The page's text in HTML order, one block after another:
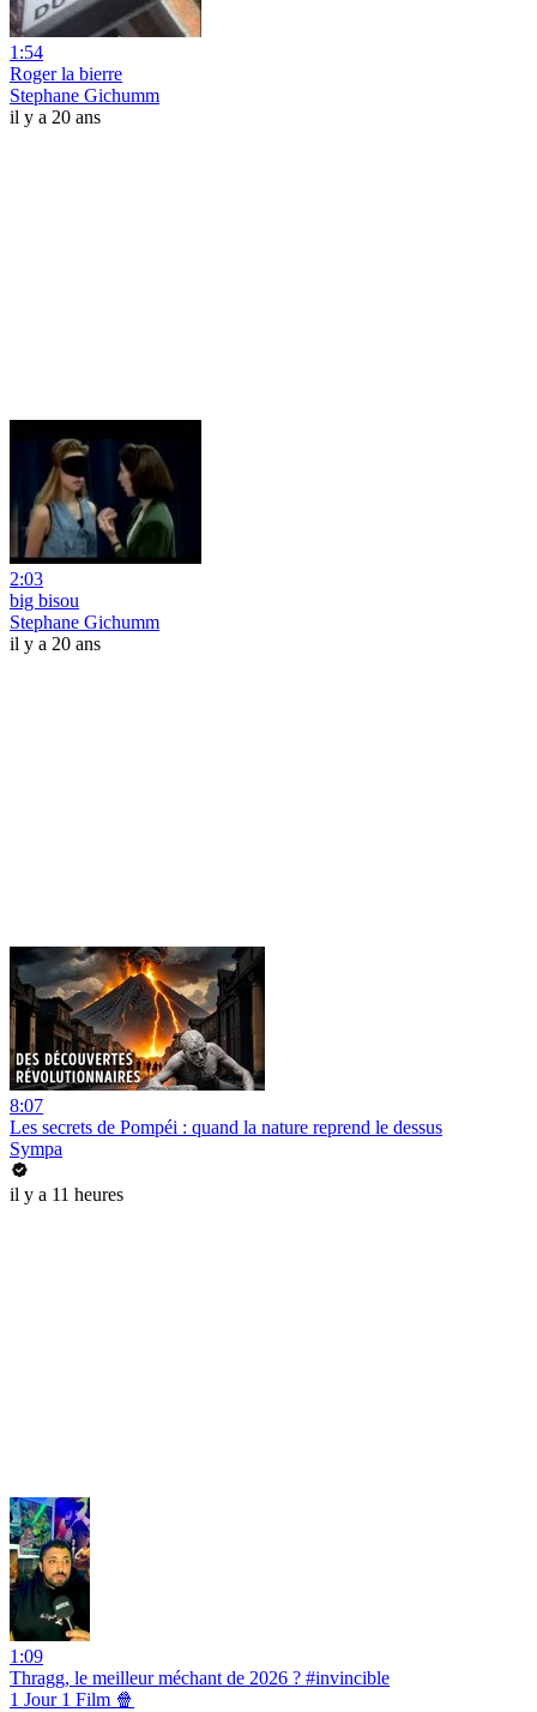
1:54
Roger la bierre
Stephane Gichumm
il y a 20 ans
2:03
big bisou
Stephane Gichumm
il y a 20 ans
8:07
Les secrets de Pompéi : quand la nature reprend le dessus
Sympa
il y a 11 heures
1:09
Thragg, le meilleur méchant de 2026 ? #invincible
1 Jour 1 Film 🍿